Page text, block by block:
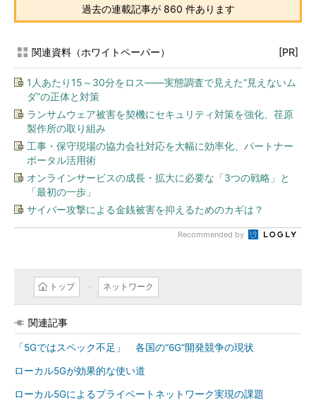
過去の連載記事が 860 件あります
関連資料（ホワイトペーパー） [PR]
1人あたり15～30分をロス――実態調査で見えた“見えないム
ダ”の正体と対策
ランサムウェア被害を契機にセキュリティ対策を強化、荏原
製作所の取り組み
工事・保守現場の協力会社対応を大幅に効率化、パートナー
ポータル活用術
オンラインサービスの成長・拡大に必要な「3つの戦略」と
「最初の一歩」
サイバー攻撃による金銭被害を抑えるためのカギは？
Recommended by
トップ ネットワーク
関連記事
「5Gではスペック不足」 各国の“6G”開発競争の現状
ローカル5Gが効果的な使い道
ローカル5Gによるプライベートネットワーク実現の課題